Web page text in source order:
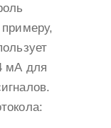
мА для